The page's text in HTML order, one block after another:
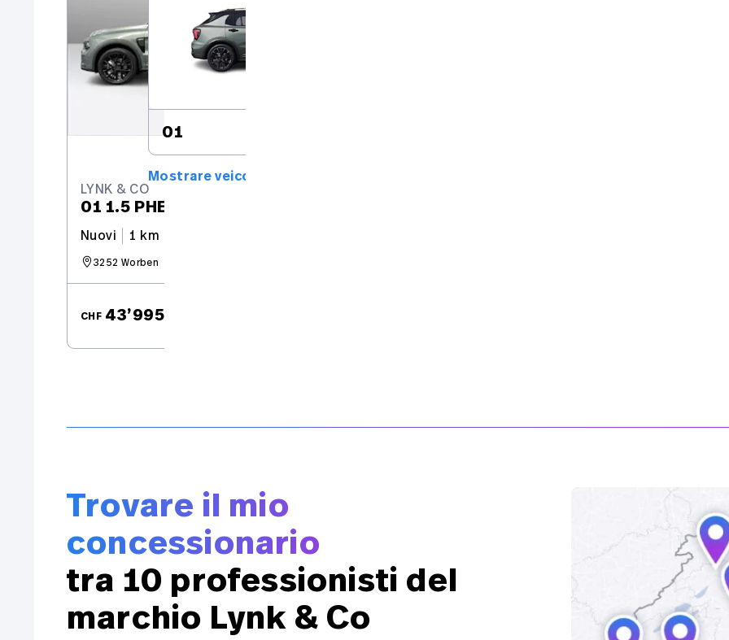
LYNK & CO
01 1.5 PHEV More
Nuovi 1 km
3252 Worben
CHF 43’995.–
01
Mostrare veicoli nuovi 7
Trovare il mio
concessionario
tra 10 professionisti del
marchio Lynk & Co